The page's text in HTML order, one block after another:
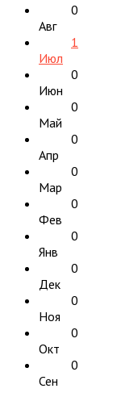
0
Авг
1
Июл
0
Июн
0
Май
0
Апр
0
Мар
0
Фев
0
Янв
0
Дек
0
Ноя
0
Окт
0
Сен